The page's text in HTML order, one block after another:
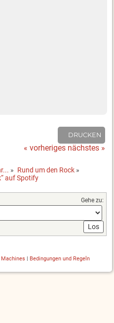
DRUCKEN
« vorheriges nächstes »
» Rund um den Rock »
auf Spotify
Gehe zu:
| Bedingungen und Regeln